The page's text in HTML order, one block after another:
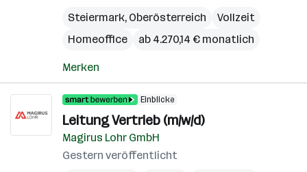
Steiermark, Oberösterreich
Vollzeit
Homeoffice
ab 4.270,14 € monatlich
Merken
Einblicke
Leitung Vertrieb (m/w/d)
Magirus Lohr GmbH
Gestern veröffentlicht